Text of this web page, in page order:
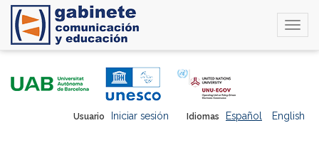
Idiomas Español English
Usuario Iniciar sesión